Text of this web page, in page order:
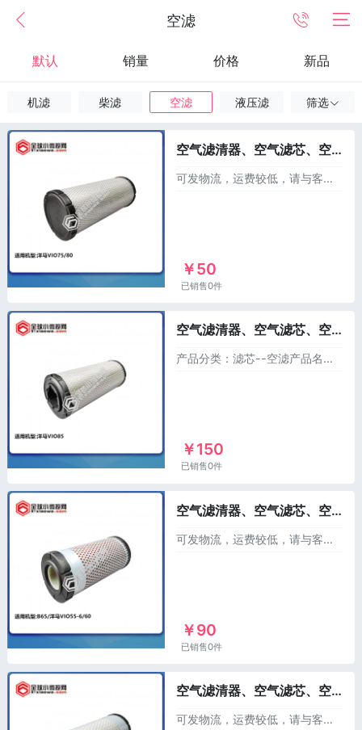
空滤
默认 销量 价格 新品
机滤 柴滤 空滤 液压滤 筛选
空气滤清器、空气滤芯、空滤（含内外芯）XL129092-12560，适用于洋马75/80、徐工60等
可发物流，运费较低，请与客服联系！产品分类：滤芯---空滤产品名称：洋马 空滤/清器滤芯/空气滤清器产品规格：一套，含内芯外芯产品件号：XL129092-12
￥50
已销售0件
空气滤清器、空气滤芯、空滤（含内外芯）XL119160-12560，适用于洋马85
产品分类：滤芯--空滤产品名称：洋马 85空滤/85空气滤芯/85空气滤清器规格：一套，含内芯外芯产品件号：119160-12560F适用机型：洋马VIO85
￥150
已销售0件
空气滤清器、空气滤芯、空滤（含内外芯）XL172B06-11510，适用于洋马55-6/60/65
可发物流，运费较低，请与客服联系！产品分类：滤芯 --空滤产品名称：洋马 空滤/空气滤芯/空气滤清器产品规格：一套，含内芯外芯产品件号：XL172B06-11
￥90
已销售0件
空气滤清器、空气滤芯、空滤（含内外芯）XL1A8240-05110，适用于洋马30/33/35/38/50
可发物流，运费较低，请与客服联系！ 产品分类：滤芯--空滤产品名称：洋马 空滤/空气滤芯/空气滤清器产品规格：一套，含内芯外芯产品件号：XL1A8240-051